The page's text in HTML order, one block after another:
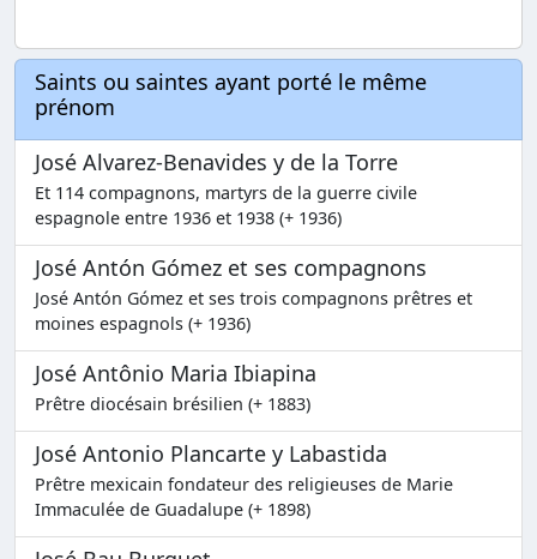
Saints ou saintes ayant porté le même
prénom
José Alvarez-Benavides y de la Torre
Et 114 compagnons, martyrs de la guerre civile
espagnole entre 1936 et 1938 (+ 1936)
José Antón Gómez et ses compagnons
José Antón Gómez et ses trois compagnons prêtres et
moines espagnols (+ 1936)
José Antônio Maria Ibiapina
Prêtre diocésain brésilien (+ 1883)
José Antonio Plancarte y Labastida
Prêtre mexicain fondateur des religieuses de Marie
Immaculée de Guadalupe (+ 1898)